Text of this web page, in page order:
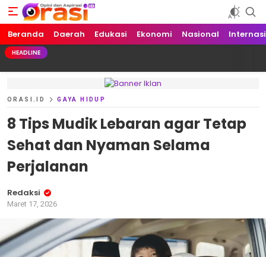
Orasi.ID
Opini dan Aspirasi!
Beranda Daerah Edukasi Ekonomi Nasional
HEADLINE
ORASI.ID GAYA HIDUP
8 Tips Mudik Lebaran agar Tetap
Sehat dan Nyaman Selama
Perjalanan
Redaksi
Maret 17, 2026